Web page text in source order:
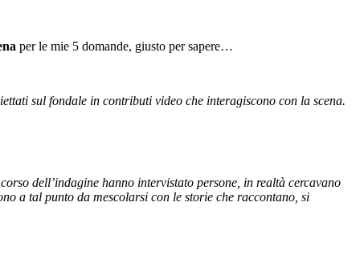
per le mie 5 domande, giusto per sapere…
sul fondale in contributi video che interagiscono con la scena.
dell’indagine hanno intervistato persone, in realtà cercavano
a tal punto da mescolarsi con le storie che raccontano, si